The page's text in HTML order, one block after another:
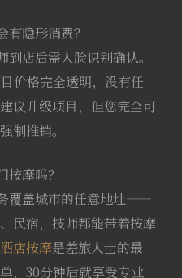
隐形消费？
店后需人脸识别确认。
价格完全透明，没有任
议升级项目，但您完全可
制推销。
摩吗？
覆盖城市的任意地址——
民宿，技师都能带着按摩
酒店按摩是差旅人士的最
，30分钟后就享受专业